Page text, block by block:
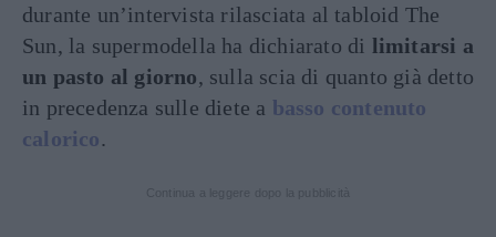
durante un’intervista rilasciata al tabloid The
Sun, la supermodella ha dichiarato di limitarsi a
un pasto al giorno, sulla scia di quanto già detto
in precedenza sulle diete a basso contenuto
calorico.